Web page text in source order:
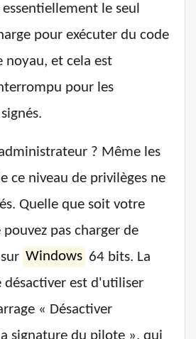
le seul
pour exécuter du code
noyau, et cela est
pour les
? Même les
ce niveau de privilèges ne
Quelle que soit votre
pas charger de
Windows 64 bits. La
désactiver est d'utiliser
« Désactiver
signature du pilote », qui